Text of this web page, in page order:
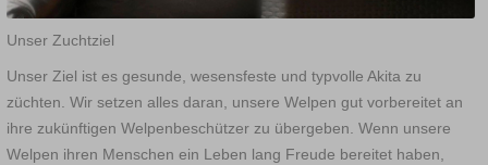
Unser Zuchtziel
Unser Ziel ist es gesunde, wesensfeste und typvolle Akita zu
züchten. Wir setzen alles daran, unsere Welpen gut vorbereitet an
ihre zukünftigen Welpenbeschützer zu übergeben. Wenn unsere
Welpen ihren Menschen ein Leben lang Freude bereitet haben,